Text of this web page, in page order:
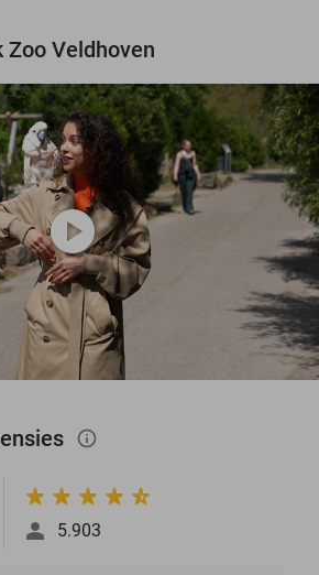
Zoo Veldhoven
play_circle
info_outlined
5.903